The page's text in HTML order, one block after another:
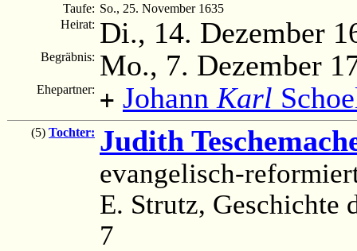
Taufe: So., 25. November 1635
Heirat: Di., 14. Dezember
Begräbnis: Mo., 7. Dezember
Ehepartner: + Johann Karl
(5) Tochter: Judith
evangelisch-
E. Strutz,
7